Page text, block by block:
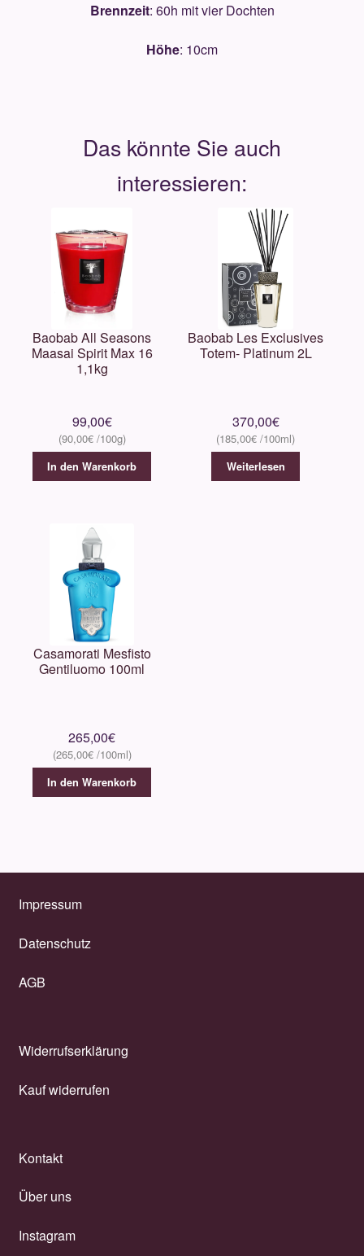
Brennzeit: 60h mit vier Dochten
Höhe: 10cm
Baobab All Seasons
Maasai Spirit Max 16
1,1kg
99,00€
90,00€
In den Warenkorb
Baobab Les Exclusives
Totem- Platinum 2L
370,00€
185,00€
Weiterlesen
Casamorati Mesfisto
Gentiluomo 100ml
265,00€
265,00€
In den Warenkorb
Impressum
Datenschutz
AGB
Widerrufserklärung
Kauf widerrufen
Kontakt
Über uns
Instagram